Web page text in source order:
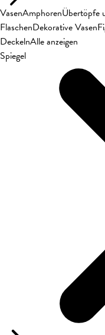
VasenAmphorenÜbertöpfe
FlaschenDekorative Vasen
DeckelnAlle anzeigen
Spiegel